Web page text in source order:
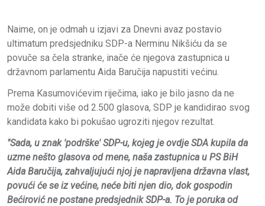
Naime, on je odmah u izjavi za Dnevni avaz postavio
ultimatum predsjedniku SDP-a Nerminu Nikšiću da se
povuče sa čela stranke, inače će njegova zastupnica u
državnom parlamentu Aida Baručija napustiti većinu.
Prema Kasumovićevim riječima, iako je bilo jasno da ne
može dobiti više od 2.500 glasova, SDP je kandidirao svog
kandidata kako bi pokušao ugroziti njegov rezultat.
"Sada, u znak 'podrške' SDP-u, kojeg je ovdje SDA kupila da
uzme nešto glasova od mene, naša zastupnica u PS BiH
Aida Baručija, zahvaljujući njoj je napravljena državna vlast,
povući će se iz većine, neće biti njen dio, dok gospodin
Bećirović ne postane predsjednik SDP-a. To je poruka od